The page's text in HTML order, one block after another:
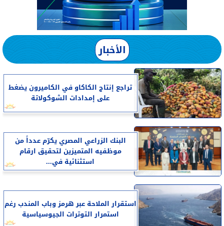
الأخبار
تراجع إنتاج الكاكاو في الكاميرون يضغط
على إمدادات الشوكولاتة
البنك الزراعي المصري يكرّم عدداً من
موظفيه المتميزين لتحقيق ارقام
استثنائية في...
استقرار الملاحة عبر هرمز وباب المندب رغم
استمرار التوترات الجيوسياسية